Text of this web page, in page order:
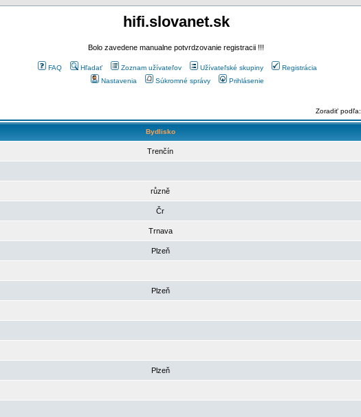
hifi.slovanet.sk
Bolo zavedene manualne potvrdzovanie registracii !!!
FAQ Hľadať Zoznam užívateľov Užívateľské skupiny
Registrácia
Nastavenia
Súkromné správy Prihlásenie
Zoradiť podľa:
Bydlisko
Trenčín
různě
Čr
Trnava
Plzeň
Plzeň
Plzeň